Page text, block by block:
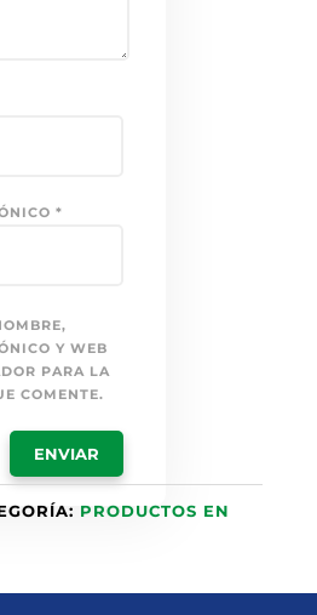
*
Y WEB
PARA LA
COMENTE.
PRODUCTOS EN